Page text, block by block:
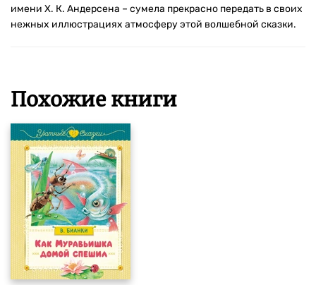
имени Х. К. Андерсена – сумела прекрасно передать в своих
нежных иллюстрациях атмосферу этой волшебной сказки.
Похожие книги